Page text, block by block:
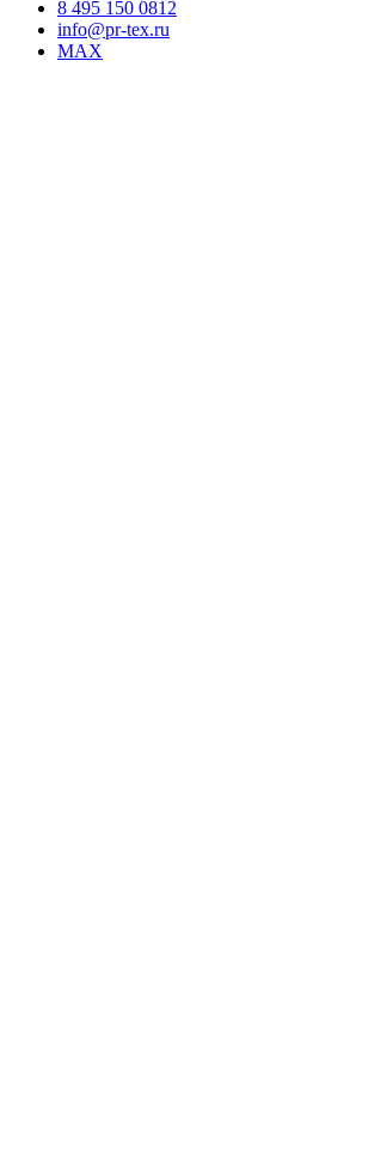
8 495 150 0812
info@pr-tex.ru
MAX